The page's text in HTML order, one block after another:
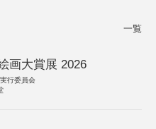
一覧
画大賞展 2026
行委員会